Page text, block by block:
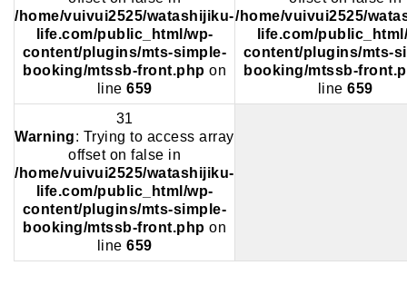
/home/vuivui2525/watashijiku-
life.com/public_html/wp-
content/plugins/mts-simple-
booking/mtssb-front.php on
line 659
/home/vuivui2525/
life.com/
content/plugins/mts-
booking/mtssb-
line 659
31
Warning: Trying to access array
offset on false in
/home/vuivui2525/watashijiku-
life.com/public_html/wp-
content/plugins/mts-simple-
booking/mtssb-front.php on
line 659